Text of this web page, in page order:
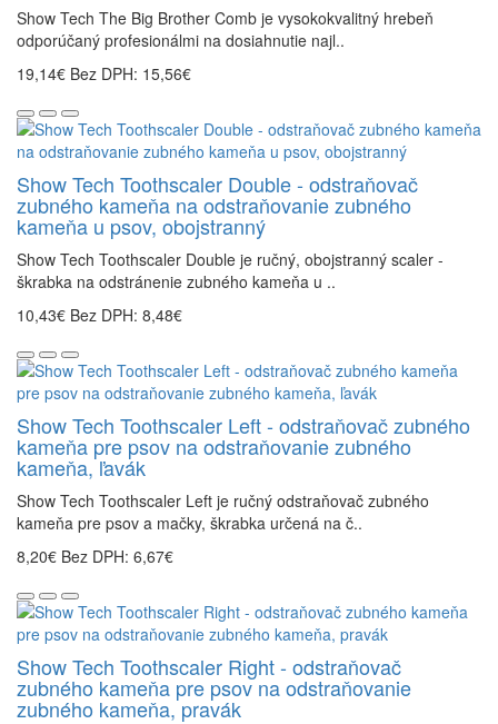
Show Tech The Big Brother Comb je vysokokvalitný hrebeň
odporúčaný profesionálmi na dosiahnutie najl..
19,14€ Bez DPH: 15,56€
Show Tech Toothscaler Double - odstraňovač
zubného kameňa na odstraňovanie zubného
kameňa u psov, obojstranný
Show Tech Toothscaler Double je ručný, obojstranný scaler -
škrabka na odstránenie zubného kameňa u ..
10,43€ Bez DPH: 8,48€
Show Tech Toothscaler Left - odstraňovač zubného
kameňa pre psov na odstraňovanie zubného
kameňa, ľavák
Show Tech Toothscaler Left je ručný odstraňovač zubného
kameňa pre psov a mačky, škrabka určená na č..
8,20€ Bez DPH: 6,67€
Show Tech Toothscaler Right - odstraňovač
zubného kameňa pre psov na odstraňovanie
zubného kameňa, pravák